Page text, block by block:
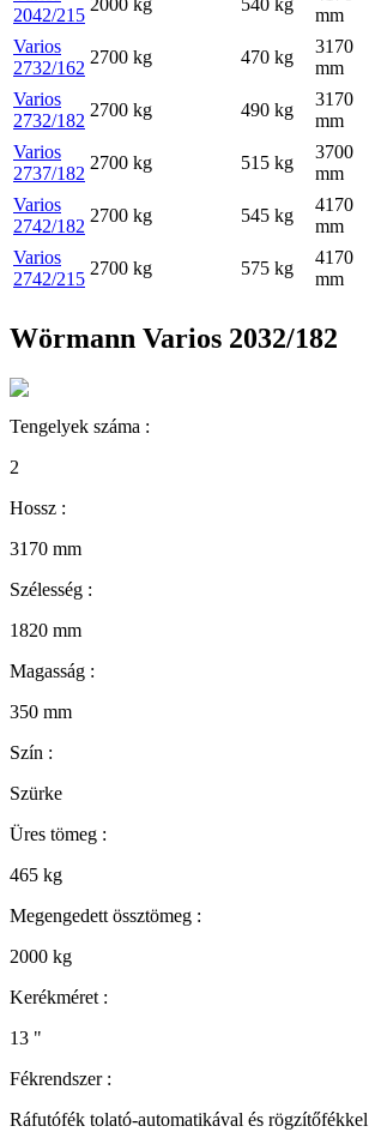
2042/215
mm
Varios
2732/162
2700 kg 470 kg
3170
mm
Varios
2732/182
2700 kg 490 kg
3170
mm
Varios
2737/182
2700 kg 515 kg
3700
mm
Varios
2742/182
2700 kg 545 kg
4170
mm
Varios
2742/215
2700 kg 575 kg
4170
mm
Wörmann Varios 2032/182
Tengelyek száma :
2
Hossz :
3170 mm
Szélesség :
1820 mm
Magasság :
350 mm
Szín :
Szürke
Üres tömeg :
465 kg
Megengedett össztömeg :
2000 kg
Kerékméret :
13 "
Fékrendszer :
Ráfutófék tolató-automatikával és rögzítőfékkel